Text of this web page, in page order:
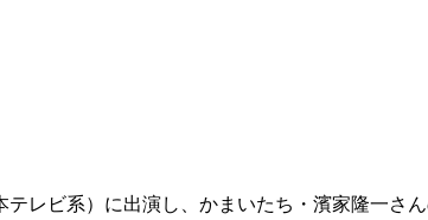
レビ系）に出演し、かまいたち・濱家隆一さ